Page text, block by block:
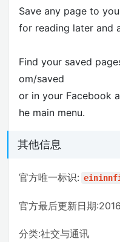
Save any page to
for reading later and
Find your saved
om/saved
or in your Facebook
he main menu.
其他信息
官方唯一标识:
官方最后更新日期
分类:社交与通讯